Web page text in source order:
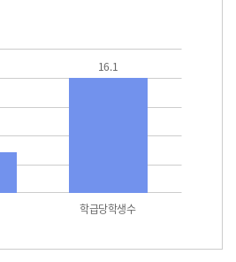
학급당학생수
16.1